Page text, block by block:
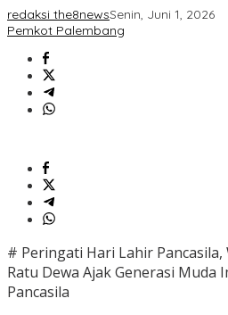
redaksi the8newsSenin, Juni 1, 2026
Pemkot Palembang
# Peringati Hari Lahir
Ratu Dewa Ajak Generasi Muda
Pancasila